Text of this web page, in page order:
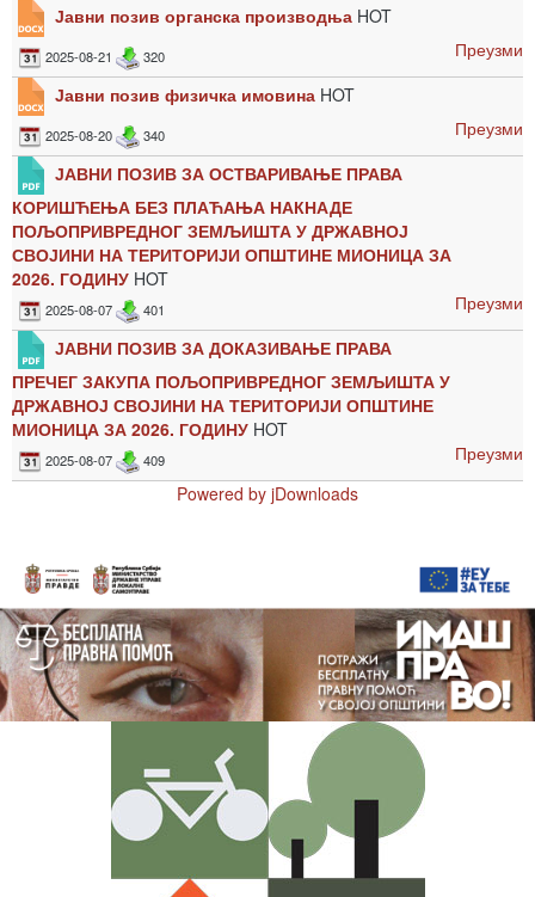
Јавни позив органска производња HOT
2025-08-21 320
Преузми
Јавни позив физичка имовина HOT
2025-08-20 340
Преузми
ЈАВНИ ПОЗИВ ЗА ОСТВАРИВАЊЕ ПРАВА
КОРИШЋЕЊА БЕЗ ПЛАЋАЊА НАКНАДЕ
ПОЉОПРИВРЕДНОГ ЗЕМЉИШТА У ДРЖАВНОЈ
СВОЈИНИ НА ТЕРИТОРИЈИ ОПШТИНЕ МИОНИЦА ЗА
2026. ГОДИНУ HOT
2025-08-07 401
Преузми
ЈАВНИ ПОЗИВ ЗА ДОКАЗИВАЊЕ ПРАВА
ПРЕЧЕГ ЗАКУПА ПОЉОПРИВРЕДНОГ ЗЕМЉИШТА У
ДРЖАВНОЈ СВОЈИНИ НА ТЕРИТОРИЈИ ОПШТИНЕ
МИОНИЦА ЗА 2026. ГОДИНУ HOT
2025-08-07 409
Преузми
Powered by jDownloads